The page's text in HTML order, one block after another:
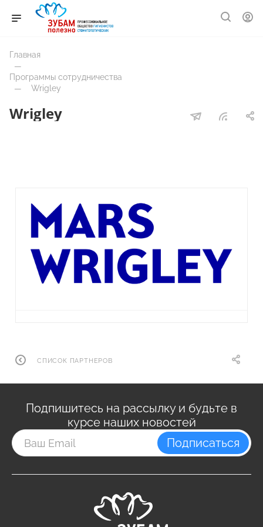
Wrigley
Главная
—
Программы сотрудничества
—
Wrigley
СПИСОК ПАРТНЕРОВ
Подпишитесь на рассылку и будьте в
курсе наших новостей
Подписаться